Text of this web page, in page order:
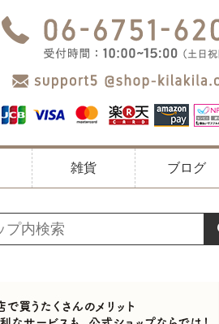
雑貨 ブログ